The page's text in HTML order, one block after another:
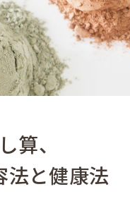
算、
法と健康法